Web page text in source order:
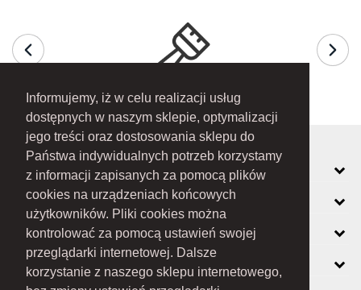
Informujemy, iż w celu realizacji usług
dostępnych w naszym sklepie, optymalizacji
jego treści oraz dostosowania sklepu do
Państwa indywidualnych potrzeb korzystamy
z informacji zapisanych za pomocą plików
cookies na urządzeniach końcowych
użytkowników. Pliki cookies można
kontrolować za pomocą ustawień swojej
przeglądarki internetowej. Dalsze
korzystanie z naszego sklepu internetowego,
MOJE KONTO
INFORMACJE
O FIRMIE
ZOBACZ RÓWNIEŻ